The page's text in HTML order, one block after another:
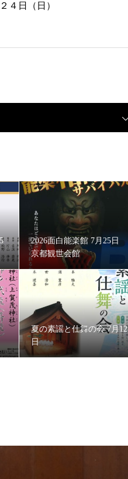
４日（日）
2026面白能楽館 7月25日
京都観世会館
夏の素謡と仕舞の会 7月12
日